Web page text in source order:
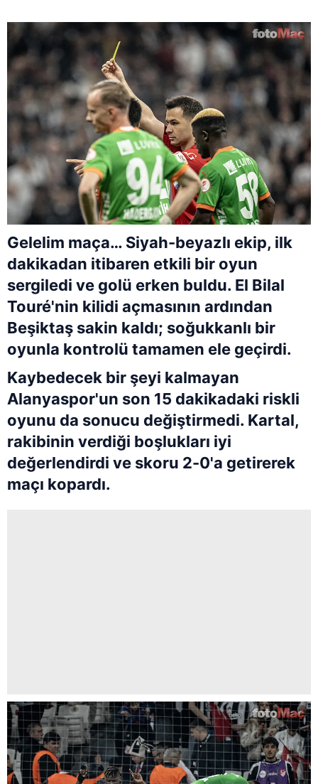
Gelelim maça… Siyah-beyazlı ekip, ilk
dakikadan itibaren etkili bir oyun
sergiledi ve golü erken buldu. El Bilal
Touré'nin kilidi açmasının ardından
Beşiktaş sakin kaldı; soğukkanlı bir
oyunla kontrolü tamamen ele geçirdi.
Kaybedecek bir şeyi kalmayan
Alanyaspor'un son 15 dakikadaki riskli
oyunu da sonucu değiştirmedi. Kartal,
rakibinin verdiği boşlukları iyi
değerlendirdi ve skoru 2-0'a getirerek
maçı kopardı.